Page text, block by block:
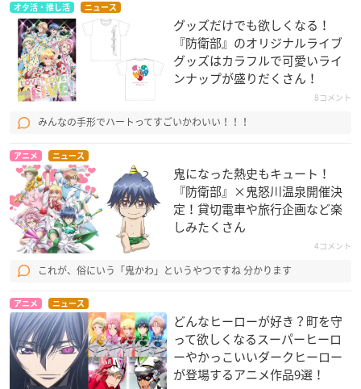
オタ活・推し活 ニュース
グッズだけでも欲しくなる！
『防衛部』のオリジナルライブ
グッズはカラフルで可愛いライ
ンナップが盛りだくさん！
8コメント
みんなの手形でハートってすごいかわいい！！！
アニメ ニュース
鬼になった熱史もキュート！
『防衛部』×鬼怒川温泉開催決
定！貸切電車や旅行企画など楽
しみたくさん
4コメント
これが、俗にいう「鬼かわ」というやつですね 分かります
アニメ ニュース
どんなヒーローが好き？町を守
って欲しくなるスーパーヒーロ
ーやかっこいいダークヒーロー
が登場するアニメ作品9選！